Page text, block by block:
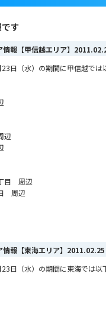
す
報【甲信越エリア】
日（水）の期間に甲信越では
辺
目 周辺
周辺
報【東海エリア】 2011.02.25
日（水）の期間に東海では以